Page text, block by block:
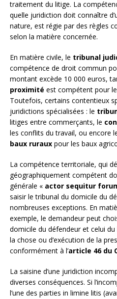
traitement du litige. La
quelle juridiction doit connaître
nature, est régie par des règles
selon la matière concernée.
En matière civile, le tribunal
compétence de droit commun
montant excède 10 000 euros,
proximité est compétent pour
Toutefois, certains contentieux
juridictions spécialisées : le
litiges entre commerçants, le
les conflits du travail, ou encore
baux ruraux pour les baux
La compétence territoriale, qui
géographiquement compétent
générale « actor sequitur
saisir le tribunal du domicile du
nombreuses exceptions. En
exemple, le demandeur peut
domicile du défendeur et celui
la chose ou d’exécution de la
conformément à l’article 46 du
La saisine d’une juridiction
diverses conséquences. Si
l’une des parties in limine litis